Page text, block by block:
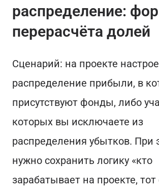
распределение:
перерасчёта долей
Сценарий: на проекте
распределение прибыли, в
присутствуют фонды, либо
которых вы исключаете из
распределения убытков. При
нужно сохранить логику «кто
зарабатывает на проекте,